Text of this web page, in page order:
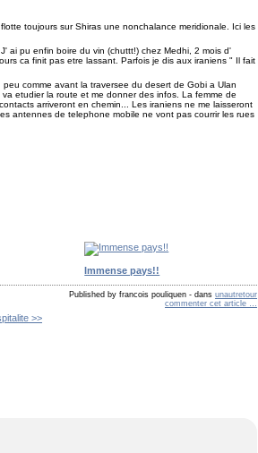
toujours sur Shiras une nonchalance meridionale. Ici les
ai pu enfin boire du vin (chuttt!) chez Medhi, 2 mois d'
ca finit pas etre lassant. Parfois je dis aux iraniens " Il fait
comme avant la traversee du desert de Gobi a Ulan
etudier la route et me donner des infos. La femme de
arriveront en chemin... Les iraniens ne me laisseront
antennes de telephone mobile ne vont pas courrir les rues
Immense pays!!
Published by francois pouliquen - dansunautretour
commenter cet article
>>